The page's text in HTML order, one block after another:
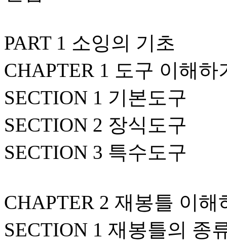
PART 1 소잉의 기초
CHAPTER 1 도구 이해하
SECTION 1 기본도구
SECTION 2 장식도구
SECTION 3 특수도구
CHAPTER 2 재봉틀 이해
SECTION 1 재봉틀의 종